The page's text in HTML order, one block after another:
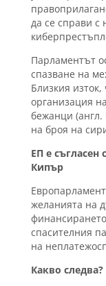
да се справи с
Парламентът
спазване на
Близкия
организация
бежанци (англ.
на броя на
ЕП е съгласен
Кипър
желанията на
спасителния
на
Какво следва?